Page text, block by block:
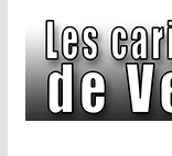
é
g
o
r